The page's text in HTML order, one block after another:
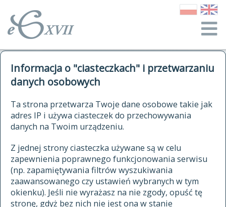
Informacja o "ciasteczkach" i przetwarzaniu
danych osobowych
Ta strona przetwarza Twoje dane osobowe takie jak
adres IP i używa ciasteczek do przechowywania
danych na Twoim urządzeniu.
Z jednej strony ciasteczka używane są w celu
zapewnienia poprawnego funkcjonowania serwisu
(np. zapamiętywania filtrów wyszukiwania
zaawansowanego czy ustawień wybranych w tym
okienku). Jeśli nie wyrażasz na nie zgody, opuść tę
stronę, gdyż bez nich nie jest ona w stanie
autorzy Słownika
historia
publikacje
źródła
autorzy tekstów źródłowych
zasady opracowania
statystyki
najnowsze hasła
kwerendy
jak cytować Słownik
ELEKTRONICZNY SŁOWNIK
JĘZYKA POLSKIEGO
XVII I XVIII WIEKU
znajdź hasła